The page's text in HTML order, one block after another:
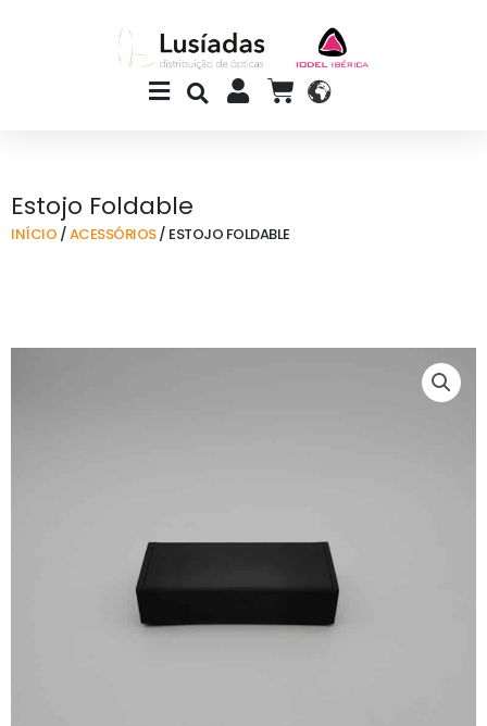
Main
Menu
CART
Estojo Foldable
INÍCIO /ACESSÓRIOS/ ESTOJO FOLDABLE